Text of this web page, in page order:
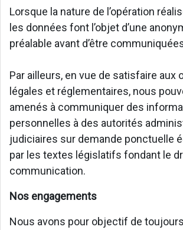
Lorsque la nature de l’opération
les données font l’objet d’une
préalable avant d’être
Par ailleurs, en vue de satisfaire aux
légales et réglementaires, nous
amenés à communiquer des
personnelles à des autorités
judiciaires sur demande ponctuelle
par les textes législatifs fondant le
communication.
Nos engagements
Nous avons pour objectif de